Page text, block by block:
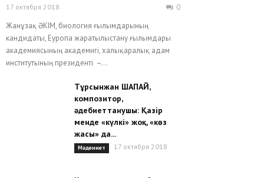
17 октября 2018
0
Жанұзақ ӘКІМ, биология ғылымдарының
кандидаты, Еуропа жаратылыстану ғылымдары
академиясының академигі, халықаралық адам
институтының президенті –...
Тұрсынжан ШАПАЙ,
композитор,
әдебиеттанушы: Қазір
менде «күлкі» жоқ, «көз
жасы» да...
Мәдениет 17 октября 2018